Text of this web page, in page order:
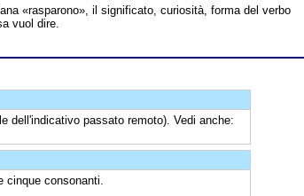
«rasparono», il significato, curiosità, forma del verbo
vuol dire.
dell'indicativo passato remoto). Vedi anche:
consonanti.